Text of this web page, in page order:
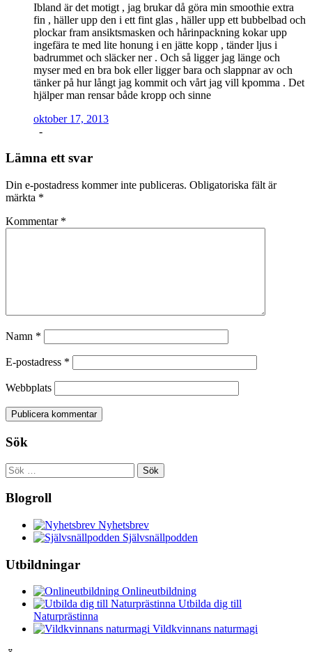
Ibland är det motigt , jag brukar då göra min smoothie extra
fin , häller upp den i ett fint glas , häller upp ett bubbelbad och
plockar fram ansiktsmasken och hårinpackning kokar upp
ingefära te med lite honung i en jätte kopp , tänder ljus i
badrummet och släcker ner . Och så ligger jag länge och
myser med en bra bok eller ligger bara och slappnar av och
tänker på hur långt jag kommit och vårt jag vill kpomma . Det
hjälper man rensar både kropp och sinne
oktober 17, 2013
-
Lämna ett svar
Din e-postadress kommer inte publiceras. Obligatoriska fält är
märkta *
Kommentar *
Namn *
E-postadress *
Webbplats
Sök
Sök
efter:
Blogroll
Nyhetsbrev
Självsnällpodden
Utbildningar
Onlineutbildning
Utbilda dig till
Naturprästinna
Vildkvinnans naturmagi